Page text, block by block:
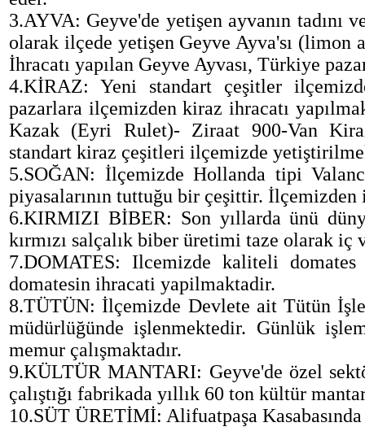
3.AYVA: Geyve'de yetişen ayvanın tadını
olarak ilçede yetişen Geyve Ayva'sı (limon
İhracatı yapılan Geyve Ayvası, Türkiye
4.KİRAZ: Yeni standart çeşitler
pazarlara ilçemizden kiraz ihracatı
Kazak (Eyri Rulet)- Ziraat 900-Van
standart kiraz çeşitleri ilçemizde
5.SOĞAN: İlçemizde Hollanda tipi
piyasalarının tuttuğu bir çeşittir. İlçemizden
6.KIRMIZI BİBER: Son yıllarda ünü
kırmızı salçalık biber üretimi taze olarak iç
7.DOMATES: Ilcemizde kaliteli
domatesin ihracati yapilmaktadir.
8.TÜTÜN: İlçemizde Devlete ait Tütün
müdürlüğünde işlenmektedir. Günlük
memur çalışmaktadır.
9.KÜLTÜR MANTARI: Geyve'de özel
çalıştığı fabrikada yıllık 60 ton kültür
10.SÜT ÜRETİMİ: Alifuatpaşa